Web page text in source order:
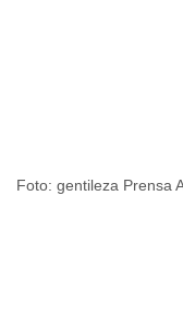
Foto: gentileza Prensa